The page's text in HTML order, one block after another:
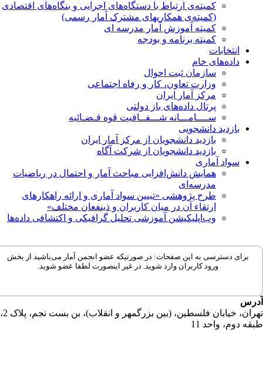
کمیته‌ی ارتباط با دستگاه‌های اجرایی و بنگاه‌های اقتصادی
(کمیته‌ی همکاریهای مشترک آمار رسمی)
کمیته آموزش آمار مدرسه ای
کمیته برنامه و بودجه
انتخابات
داده‌های خام
سازمان ثبت احوال
وزارت تعاون، کار و رفاه اجتماعی
مرکز آمار ایران
پرتال داده‌های باز دولتی
ســــامـــانه شـــفــافیت قوه قـضـائیه
بازدید دانشجویی
بازدید دانشجویان از مرکز آمار ایران
بازدید دانشجویان از شرکت آگاه
سواد آماری
همایش دانش‌افزایی مباحث آمار و احتمال در ریاضیات
مدرسه‌ای
طرح پژوهشی «تبیین سواد آماری و ارائه راهکارهای
ارتقاء آن در میان کاربران و ذینفعان مختلف»
وب‌اپلیکیشن آموزشی تحلیل گرافیکی و اکتشافی داده‌ها
برای دسترسی به این صفحات: در صورتیکه عضو انجمن آمار می‌باشید از بخش
ورود کاربران وارد شوید. در غیر اینصورت لطفا عضو شوید.
دوم، واحد 11